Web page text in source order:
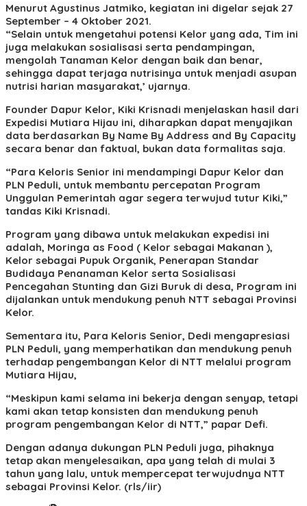
Menurut Agustinus Jatmiko, kegiatan ini digelar sejak 27
September – 4 Oktober 2021.
“Selain untuk mengetahui potensi Kelor yang ada, Tim ini
juga melakukan sosialisasi serta pendampingan,
mengolah Tanaman Kelor dengan baik dan benar,
sehingga dapat terjaga nutrisinya untuk menjadi asupan
nutrisi harian masyarakat,’ ujarnya.
Founder Dapur Kelor, Kiki Krisnadi menjelaskan hasil dari
Expedisi Mutiara Hijau ini, diharapkan dapat menyajikan
data berdasarkan By Name By Address and By Capacity
secara benar dan faktual, bukan data formalitas saja.
“Para Keloris Senior ini mendampingi Dapur Kelor dan
PLN Peduli, untuk membantu percepatan Program
Unggulan Pemerintah agar segera terwujud tutur Kiki,”
tandas Kiki Krisnadi.
Program yang dibawa untuk melakukan expedisi ini
adalah, Moringa as Food ( Kelor sebagai Makanan ),
Kelor sebagai Pupuk Organik, Penerapan Standar
Budidaya Penanaman Kelor serta Sosialisasi
Pencegahan Stunting dan Gizi Buruk di desa, Program ini
dijalankan untuk mendukung penuh NTT sebagai Provinsi
Kelor.
Sementara itu, Para Keloris Senior, Dedi mengapresiasi
PLN Peduli, yang memperhatikan dan mendukung penuh
terhadap pengembangan Kelor di NTT melalui program
Mutiara Hijau,
“Meskipun kami selama ini bekerja dengan senyap, tetapi
kami akan tetap konsisten dan mendukung penuh
program pengembangan Kelor di NTT,” papar Defi.
Dengan adanya dukungan PLN Peduli juga, pihaknya
tetap akan menyelesaikan, apa yang telah di mulai 3
tahun yang lalu, untuk mempercepat terwujudnya NTT
sebagai Provinsi Kelor. (rls/iir)